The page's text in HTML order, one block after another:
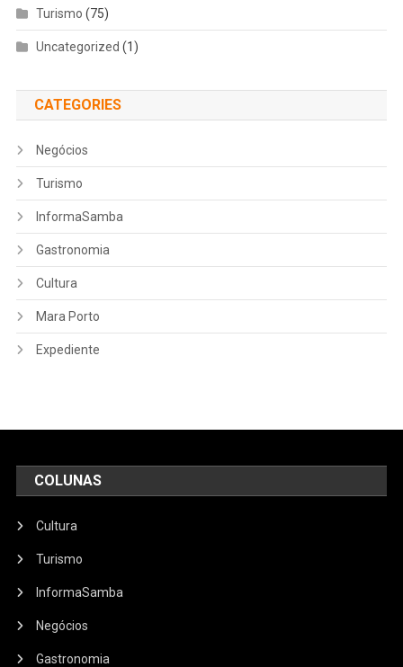
Turismo (75)
Uncategorized (1)
CATEGORIES
Negócios
Turismo
InformaSamba
Gastronomia
Cultura
Mara Porto
Expediente
COLUNAS
Cultura
Turismo
InformaSamba
Negócios
Gastronomia